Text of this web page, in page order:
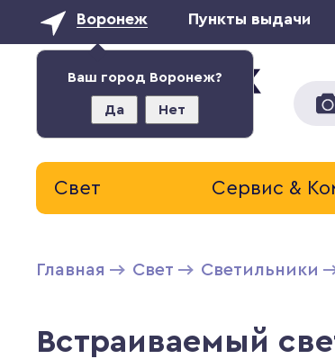
Воронеж
Ваш город Воронеж?
Да Нет
Пункты выдачи
Свет Сервис &
Главная Свет Светильники
Встраиваемый